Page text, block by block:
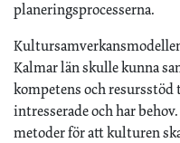
planeringsprocesserna.
Kalmar län skulle kunna
kompetens och
intresserade och har
metoder för att kulturen